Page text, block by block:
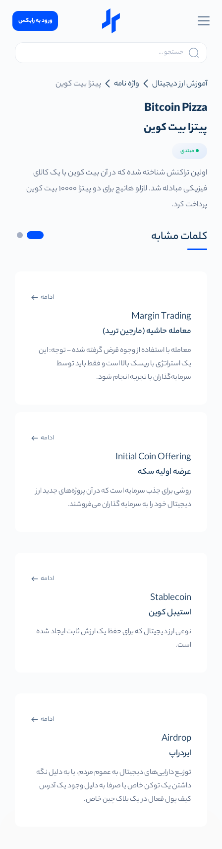
ورود به رابکس
آموزش ارز دیجیتال واژه نامه پیتزا بیت کوین
Bitcoin Pizza
پیتزا بیت کوین
مبتدی
اولین تراکنش شناخته شده که در آن بیت کوین با یک کالای
فیزیکی مبادله شد. لازلو هانیچ برای دو پیتزا 10000 بیت کوین
پرداخت کرد.
کلمات مشابه
ادامه
Margin Trading
معامله حاشیه (مارجین ترید)
معامله با استفاده از وجوه قرض گرفته شده – توجه: این
یک استراتژی با ریسک بالا است و فقط باید توسط
سرمایه‌گذاران با تجربه انجام شود.
ادامه
Initial Coin Offering
عرضه اولیه سکه
روشی برای جذب سرمایه است که در آن پروژه‌های جدید ارز
دیجیتال خود را به سرمایه گذاران می‌فروشند.
ادامه
Stablecoin
استیبل کوین
نوعی ارز دیجیتال که برای حفظ یک ارزش ثابت ایجاد شده
است.
ادامه
Airdrop
ایردراپ
توزیع دارایی‌های دیجیتال به عموم مردم، یا به دلیل نگه
داشتن یک توکن خاص یا صرفا به دلیل وجود یک آدرس
کیف پول فعال در یک بلاک چین خاص.